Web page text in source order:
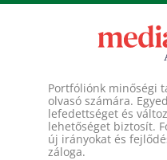
Portfóliónk minőségi
olvasó számára.
lefedettséget és
lehetőséget biztosít.
új irányokat és
záloga.